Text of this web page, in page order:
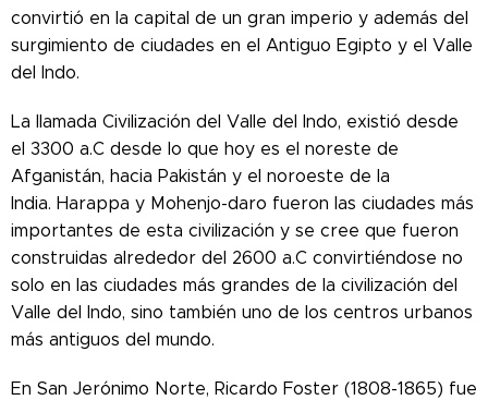
convirtió en la capital de un gran imperio y además del
surgimiento de ciudades en el Antiguo Egipto y el Valle
del Indo.
La llamada Civilización del Valle del Indo, existió desde
el 3300 a.C desde lo que hoy es el noreste de
Afganistán, hacia Pakistán y el noroeste de la
India. Harappa y Mohenjo-daro fueron las ciudades más
importantes de esta civilización y se cree que fueron
construidas alrededor del 2600 a.C convirtiéndose no
solo en las ciudades más grandes de la civilización del
Valle del Indo, sino también uno de los centros urbanos
más antiguos del mundo.
En San Jerónimo Norte, Ricardo Foster (1808-1865) fue